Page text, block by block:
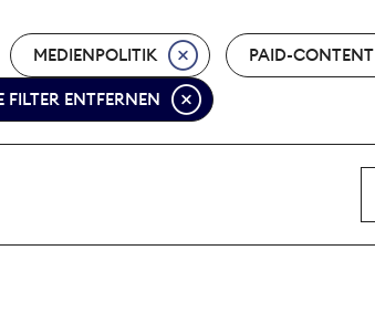
MEDIENPOLITIK PAID-CONTENT
FILTER ENTFERNEN